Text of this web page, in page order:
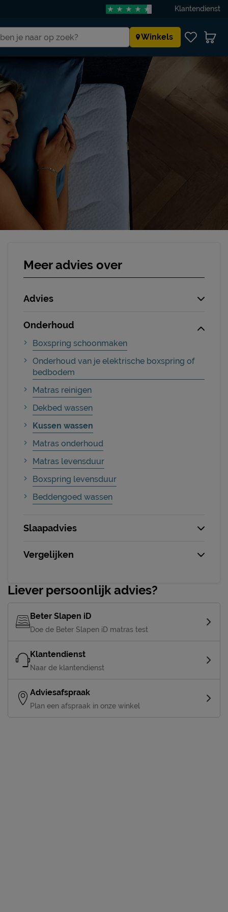
Klantendienst
Winkels
Meer advies over
Advies
Onderhoud
Boxspring schoonmaken
Onderhoud van je elektrische boxspring of
bedbodem
Matras reinigen
Dekbed wassen
Kussen wassen
Matras onderhoud
Matras levensduur
Boxspring levensduur
Beddengoed wassen
Slaapadvies
Vergelijken
Liever persoonlijk advies?
Beter Slapen iD
Doe de Beter Slapen iD matras test
Klantendienst
Naar de klantendienst
Adviesafspraak
Plan een afspraak in onze winkel